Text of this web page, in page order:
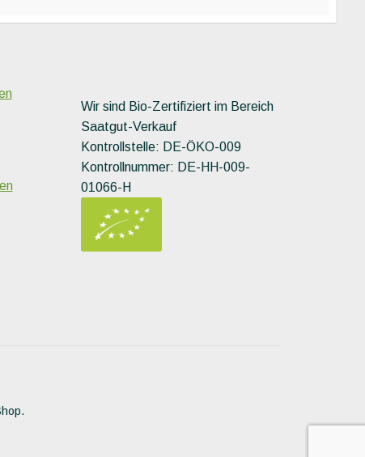
Wir sind Bio-Zertifiziert im Bereich
Saatgut-Verkauf
Kontrollstelle: DE-ÖKO-009
Kontrollnummer: DE-HH-009-
01066-H